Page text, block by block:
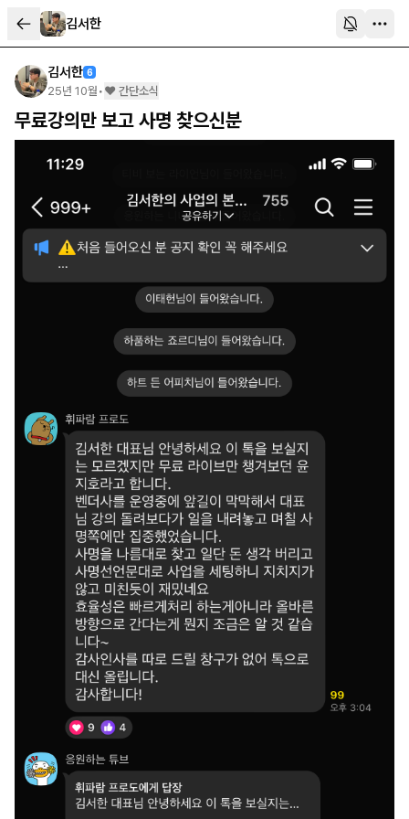
김서한
김서한 6
25년 10월 • ❤️ 간단소식
무료강의만 보고 사명 찾으신분